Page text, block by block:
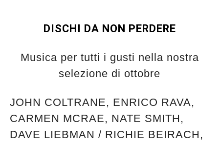
DISCHI DA NON PERDERE
Musica per tutti i gusti nella nostra
selezione di ottobre
JOHN COLTRANE, ENRICO RAVA,
CARMEN MCRAE, NATE SMITH,
DAVE LIEBMAN / RICHIE BEIRACH,